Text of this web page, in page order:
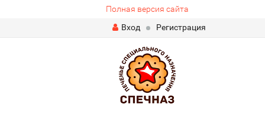
Полная версия сайта
Вход
Регистрация